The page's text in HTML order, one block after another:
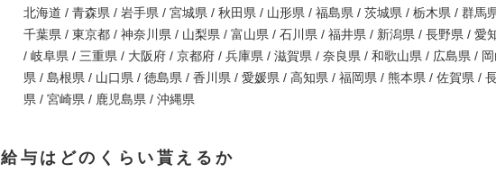
北海道 / 青森県 / 岩手県 / 宮城県 / 秋田県 / 山形県 / 福島県 / 茨城県 / 栃木県 / 群馬
千葉県 / 東京都 / 神奈川県 / 山梨県 / 富山県 / 石川県 / 福井県 / 新潟県 / 長野県 / 愛
/ 岐阜県 / 三重県 / 大阪府 / 京都府 / 兵庫県 / 滋賀県 / 奈良県 / 和歌山県 / 広島県 /
県 / 島根県 / 山口県 / 徳島県 / 香川県 / 愛媛県 / 高知県 / 福岡県 / 熊本県 / 佐賀県 /
県 / 宮崎県 / 鹿児島県 / 沖縄県
給与はどのくらい貰えるか